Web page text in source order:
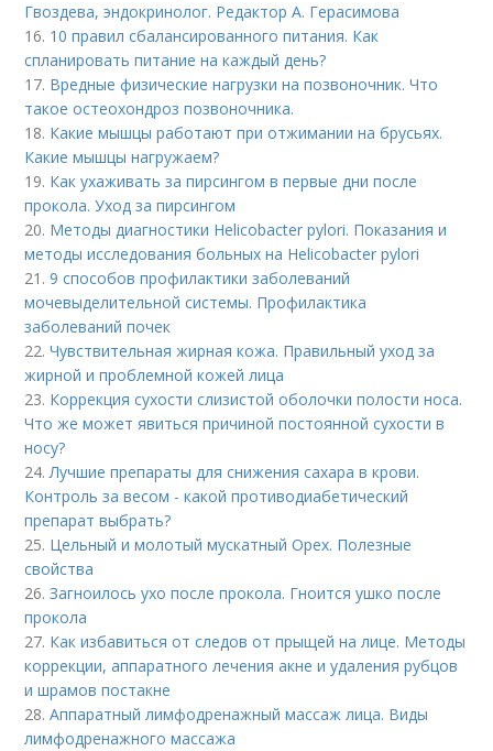
Гвоздева, эндокринолог. Редактор А. Герасимова
16. 10 правил сбалансированного питания. Как
спланировать питание на каждый день?
17. Вредные физические нагрузки на позвоночник. Что
такое остеохондроз позвоночника.
18. Какие мышцы работают при отжимании на брусьях.
Какие мышцы нагружаем?
19. Как ухаживать за пирсингом в первые дни после
прокола. Уход за пирсингом
20. Методы диагностики Helicobacter pylori. Показания и
методы исследования больных на Helicobacter pylori
21.9 способов профилактики заболеваний
мочевыделительной системы. Профилактика
заболеваний почек
22.Чувствительная жирная кожа. Правильный уход за
жирной и проблемной кожей лица
23. Коррекция сухости слизистой оболочки полости носа.
Что же может явиться причиной постоянной сухости в
носу?
24.Лучшие препараты для снижения сахара в крови.
Контроль за весом - какой противодиабетический
препарат выбрать?
25. Цельный и молотый мускатный Орех. Полезные
свойства
26.Загноилось ухо после прокола. Гноится ушко после
прокола
27. Как избавиться от следов от прыщей на лице. Методы
коррекции, аппаратного лечения акне и удаления рубцов
и шрамов постакне
28.Аппаратный лимфодренажный массаж лица. Виды
лимфодренажного массажа